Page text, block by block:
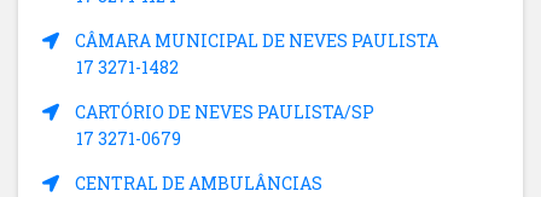
CÂMARA MUNICIPAL DE NEVES PAULISTA
17 3271-1482
CARTÓRIO DE NEVES PAULISTA/SP
17 3271-0679
CENTRAL DE AMBULÂNCIAS